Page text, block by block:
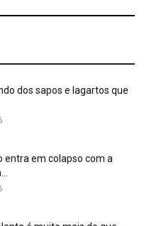
Investor Day na